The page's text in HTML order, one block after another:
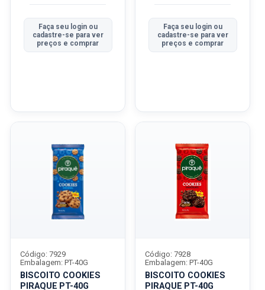
Faça seu login ou
cadastre-se para ver
preços e comprar
Faça seu login ou
cadastre-se para ver
preços e comprar
BISCOITO COOKIES
PIRAQUE PT-40G
Código: 7929
Embalagem: PT-40G
BISCOITO COOKIES
PIRAQUE PT-40G
Código: 7928
Embalagem: PT-40G